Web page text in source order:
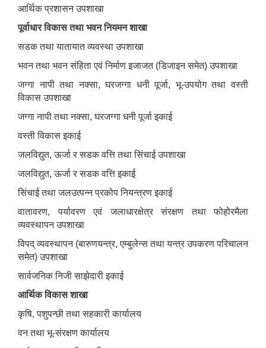
आर्थिक प्रशासन उपशाखा
पूर्वाधार विकास तथा भवन नियमन शाखा
सडक तथा यातायात व्यवस्था उपशाखा
भवन तथा भवन संहिता एवं निर्माण इजाजत (डिजाइन समेत) उपशाखा
जग्गा नापी तथा नक्सा, घरजग्गा धनी पूर्जा, भू-उपयोग तथा वस्ती
विकास उपशाखा
जग्गा नापी तथा नक्सा, घरजग्गा धनी पूर्जा इकाई
वस्ती विकास इकाई
जलविद्युत, ऊर्जा र सडक वत्ति तथा सिंचाई उपशाखा
जलविद्युत, ऊर्जा र सडक वत्ति इकाई
सिंचाई तथा जलउत्पन्न प्रकोप नियन्त्रण इकाई
वातावरण, पर्यावरण एवं जलाधारक्षेत्र संरक्षण तथा फोहोरमैला
व्यवस्थापन उपशाखा
विपद् व्यवस्थापन (बारुणयन्त्र, एम्बुलेन्स तथा यन्त्र उपकरण परिचालन
समेत) उपशाखा
सार्वजनिक निजी साझेदारी इकाई
आर्थिक विकास शाखा
कृषि, पशुपन्छी तथा सहकारी कार्यालय
वन तथा भू-संरक्षण कार्यालय